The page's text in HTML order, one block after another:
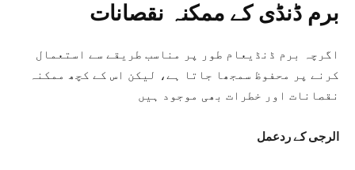
برم ڈنڈی کے ممکنہ نقصانات
اگرچہ برم ڈنڈیعام طور پر مناسب طریقے سے استعمال
کرنے پر محفوظ سمجھا جاتا ہے، لیکن اس کے کچھ ممکنہ
نقصانات اور خطرات بھی موجود ہیں
الرجی کے ردعمل